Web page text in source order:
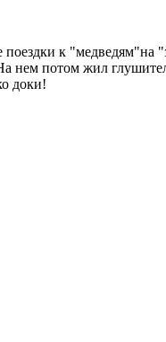
поездки к "медведям"на
нем потом жил
доки!